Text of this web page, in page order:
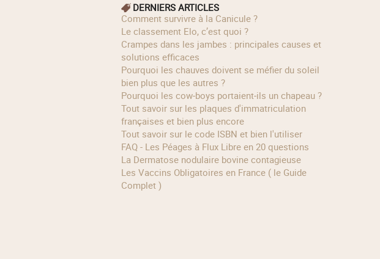
DERNIERS ARTICLES
Comment survivre à la Canicule ?
Le classement Elo, c’est quoi ?
Crampes dans les jambes : principales causes et
solutions efficaces
Pourquoi les chauves doivent se méfier du soleil
bien plus que les autres ?
Pourquoi les cow‑boys portaient‑ils un chapeau ?
Tout savoir sur les plaques d'immatriculation
françaises et bien plus encore
Tout savoir sur le code ISBN et bien l'utiliser
FAQ - Les Péages à Flux Libre en 20 questions
La Dermatose nodulaire bovine contagieuse
Les Vaccins Obligatoires en France ( le Guide
Complet )